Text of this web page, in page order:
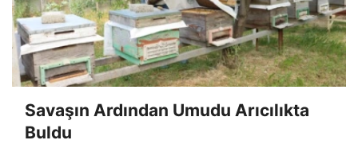
Savaşın Ardından Umudu Arıcılıkta
Buldu